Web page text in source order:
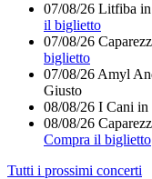
07/08/26 Litfiba in
il biglietto
07/08/26
biglietto
07/08/26 Amyl
Giusto
08/08/26 I Cani in
08/08/26
Compra il biglietto
Tutti i prossimi concerti